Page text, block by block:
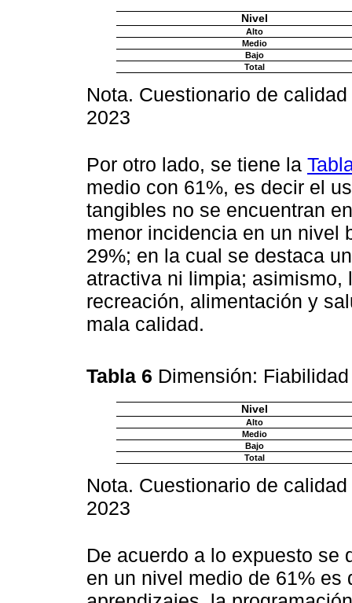
Nivel
Alto
Medio
Bajo
Total
Nota. Cuestionario de
2023
Por otro lado, se tiene la
medio con 61%, es decir el
tangibles no se encuentran
menor incidencia en un nivel
29%; en la cual se destaca
atractiva ni limpia;
recreación, alimentación y
mala calidad.
Tabla 6 Dimensión:
Nivel
Alto
Medio
Bajo
Total
Nota. Cuestionario de
2023
De acuerdo a lo expuesto se
en un nivel medio de 61%